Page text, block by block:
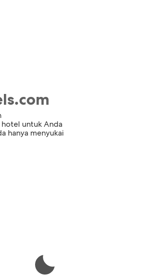
hotel untuk Anda
hanya menyukai